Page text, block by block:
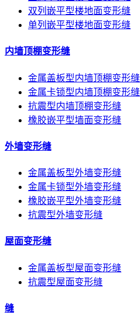
双列嵌平型楼地面变形缝
单列嵌平型楼地面变形缝
内墙顶棚变形缝
金属盖板型内墙顶棚变形缝
金属卡锁型内墙顶棚变形缝
抗震型内墙顶棚变形缝
橡胶嵌平型墙面变形缝
外墙变形缝
金属盖板型外墙变形缝
金属卡锁型外墙变形缝
橡胶嵌平型外墙变形缝
抗震型外墙变形缝
屋面变形缝
金属盖板型屋面变形缝
抗震型屋面变形缝
缝